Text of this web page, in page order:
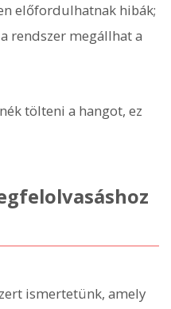
előfordulhatnak hibák;
rendszer megállhat a
tölteni a hangot, ez
ismertetünk, amely